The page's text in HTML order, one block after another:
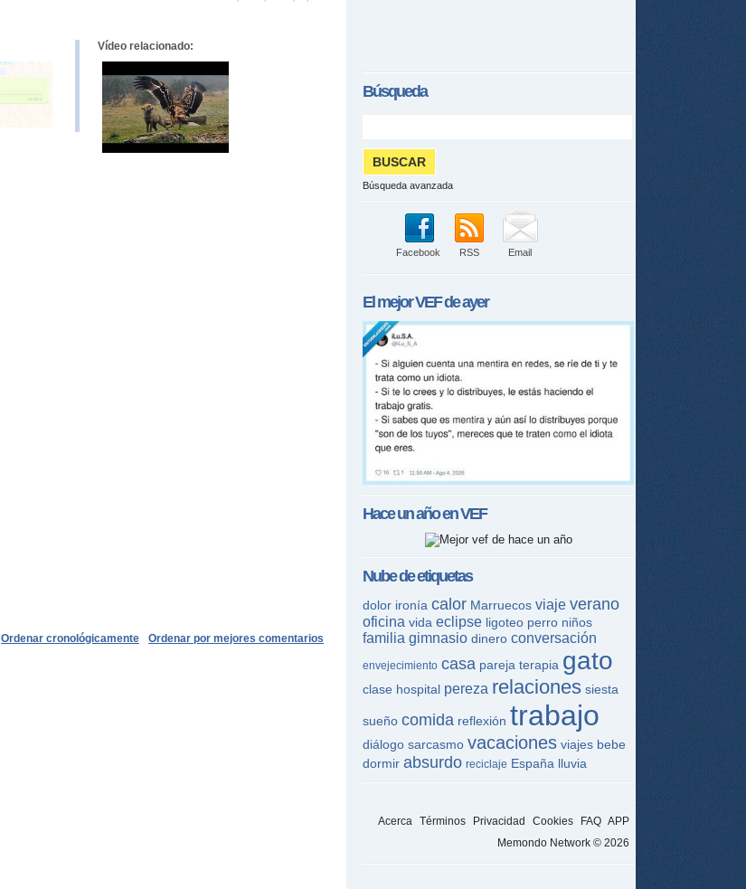
Vídeo relacionado:
Ordenar por mejores comentarios
Ordenar cronológicamente
Búsqueda
Búsqueda avanzada
Facebook RSS Email
El mejorVEFde ayer
Hace un año enVEF
Nube de etiquetas
dolor ironía calor Marruecos viaje verano
oficina vida eclipse ligoteo perro niños
familia gimnasio dinero conversación
envejecimiento casa pareja terapia gato
clase hospital pereza relaciones siesta
sueño comida reflexión trabajo
diálogo sarcasmo vacaciones viajes bebe
dormir absurdo reciclaje España lluvia
Acerca Términos Privacidad Cookies FAQ APP
Memondo Network © 2026